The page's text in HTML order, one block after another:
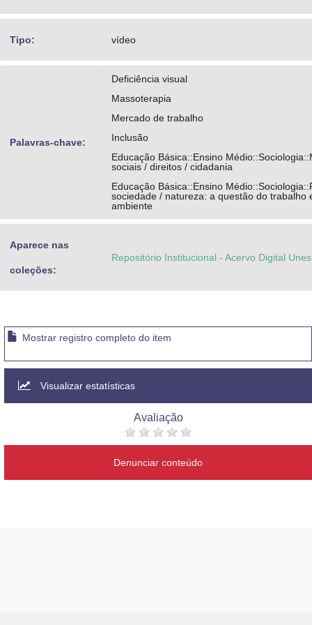
Tipo: vídeo
Palavras-chave:
Deficiência visual
Massoterapia
Mercado de trabalho
Inclusão
Educação Básica::Ensino
sociais / direitos / cidadania
Educação Básica::Ensino
sociedade / natureza: a questão do trabalho
ambiente
Aparece nas
coleções:
Repositório Institucional - Acervo Digital
Mostrar registro completo do item
Visualizar estatísticas
Avaliação
Denunciar conteúdo